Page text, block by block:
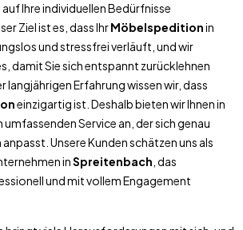
Ihre individuellen Bedürfnisse
Ziel ist es, dass IhrMöbelspeditionin
und stressfrei verläuft, und wir
damit Sie sich entspannt zurücklehnen
langjährigen Erfahrung wissen wir, dass
einzigartig ist. Deshalb bieten wir Ihnen in
umfassenden Service an, der sich genau
Unsere Kunden schätzen uns als
inSpreitenbach , das
und mit vollem Engagement